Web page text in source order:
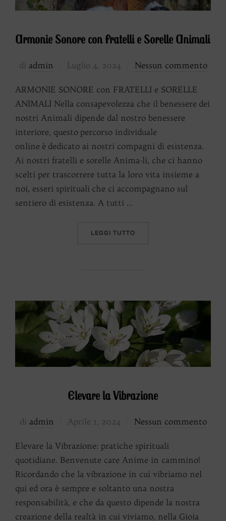
Armonie Sonore con Fratelli e Sorelle Animali
di admin
Pubblicato
Luglio 4, 2024 Nessun commento
ARMONIE SONORE con FRATELLI e SORELLE
ANIMALI Nella consapevolezza che il benessere dei
nostri Animali dipende dal nostro benessere
interiore, questo percorso individuale
online è dedicato ai nostri compagni di esistenza.
Ai nostri fratelli e sorelle Anima-li, che ci hanno
scelti per trascorrere tutta la loro vita insieme a
noi, esseri spirituali che ci accompagnano sul
sentiero di esistenza. A tutti …
LEGGI TUTTO
Elevare la Vibrazione
di admin
Pubblicato
Aprile 1, 2024 Nessun commento
Elevare la Vibrazione: pratiche spirituali
quotidiane. Benvenute care Anime in cammino!
Ricordando che la vibrazione in cui vibriamo nel
qui ed ora è sempre e soltanto una nostra
responsabilità, e che da questo dipende la nostra
creazione della realtà in cui viviamo, nella Gioia